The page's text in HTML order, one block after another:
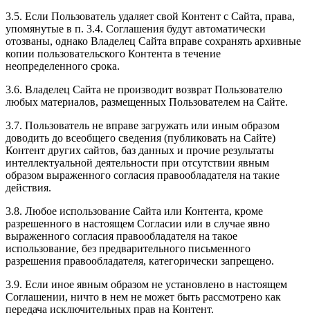
3.5. Если Пользователь удаляет свой Контент с Сайта, права,
упомянутые в п. 3.4. Соглашения будут автоматически
отозваны, однако Владелец Сайта вправе сохранять архивные
копии пользовательского Контента в течение
неопределенного срока.
3.6. Владелец Сайта не производит возврат Пользователю
любых материалов, размещенных Пользователем на Сайте.
3.7. Пользователь не вправе загружать или иным образом
доводить до всеобщего сведения (публиковать на Сайте)
Контент других сайтов, баз данных и прочие результаты
интеллектуальной деятельности при отсутствии явным
образом выраженного согласия правообладателя на такие
действия.
3.8. Любое использование Сайта или Контента, кроме
разрешенного в настоящем Согласии или в случае явно
выраженного согласия правообладателя на такое
использование, без предварительного письменного
разрешения правообладателя, категорически запрещено.
3.9. Если иное явным образом не установлено в настоящем
Соглашении, ничто в нем не может быть рассмотрено как
передача исключительных прав на Контент.